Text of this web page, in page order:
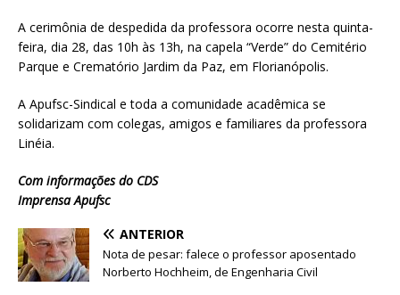
A cerimônia de despedida da professora ocorre nesta quinta-
feira, dia 28, das 10h às 13h, na capela “Verde” do Cemitério
Parque e Crematório Jardim da Paz, em Florianópolis.
A Apufsc-Sindical e toda a comunidade acadêmica se
solidarizam com colegas, amigos e familiares da professora
Linéia.
Com informações do CDS
Imprensa Apufsc
ANTERIOR
Nota de pesar: falece o professor aposentado
Norberto Hochheim, de Engenharia Civil